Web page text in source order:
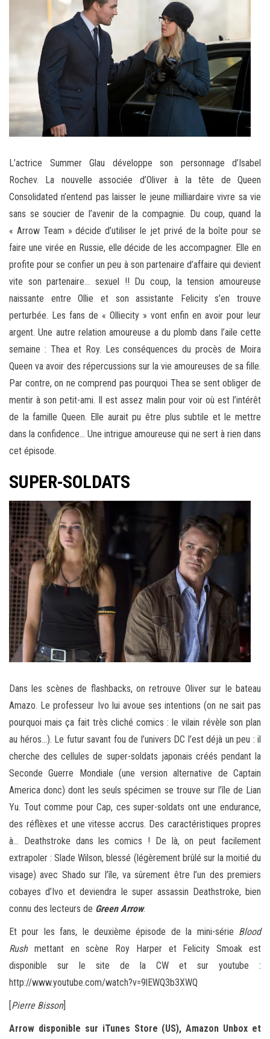
L’actrice Summer Glau développe son personnage d’Isabel
Rochev. La nouvelle associée d’Oliver à la tête de Queen
Consolidated n’entend pas laisser le jeune milliardaire vivre sa vie
sans se soucier de l’avenir de la compagnie. Du coup, quand la
« Arrow Team » décide d’utiliser le jet privé de la boîte pour se
faire une virée en Russie, elle décide de les accompagner. Elle en
profite pour se confier un peu à son partenaire d’affaire qui devient
vite son partenaire… sexuel !! Du coup, la tension amoureuse
naissante entre Ollie et son assistante Felicity s’en trouve
perturbée. Les fans de « Olliecity » vont enfin en avoir pour leur
argent. Une autre relation amoureuse a du plomb dans l’aile cette
semaine : Thea et Roy. Les conséquences du procès de Moira
Queen va avoir des répercussions sur la vie amoureuses de sa fille.
Par contre, on ne comprend pas pourquoi Thea se sent obliger de
mentir à son petit-ami. Il est assez malin pour voir où est l’intérêt
de la famille Queen. Elle aurait pu être plus subtile et le mettre
dans la confidence… Une intrigue amoureuse qui ne sert à rien dans
cet épisode.
SUPER-SOLDATS
Dans les scènes de flashbacks, on retrouve Oliver sur le bateau
Amazo. Le professeur Ivo lui avoue ses intentions (on ne sait pas
pourquoi mais ça fait très cliché comics : le vilain révèle son plan
au héros…). Le futur savant fou de l’univers DC l’est déjà un peu : il
cherche des cellules de super-soldats japonais créés pendant la
Seconde Guerre Mondiale (une version alternative de Captain
America donc) dont les seuls spécimen se trouve sur l’île de Lian
Yu. Tout comme pour Cap, ces super-soldats ont une endurance,
des réflèxes et une vitesse accrus. Des caractéristiques propres
à… Deathstroke dans les comics ! De là, on peut facilement
extrapoler : Slade Wilson, blessé (légèrement brûlé sur la moitié du
visage) avec Shado sur l’île, va sûrement être l’un des premiers
cobayes d’Ivo et deviendra le super assassin Deathstroke, bien
connu des lecteurs de Green Arrow.
Et pour les fans, le deuxième épisode de la mini-série Blood
Rushmettant en scène Roy Harper et Felicity Smoak est
disponible sur le site de la CW et sur youtube :
http://www.youtube.com/watch?v=9lEWQ3b3XWQ
[Pierre Bisson]
Arrow disponible sur iTunes Store (US), Amazon Unbox et